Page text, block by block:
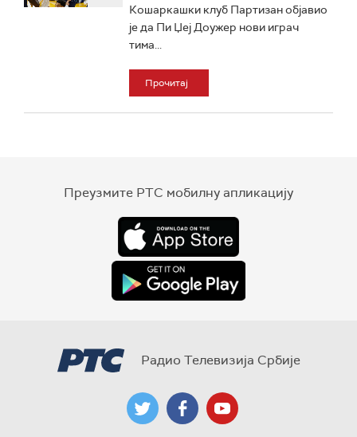
Кошаркашки клуб Партизан објавио
је да Пи Џеј Доужер нови играч
тима...
Прочитај
Преузмите РТС мобилну апликацију
Радио Телевизија Србије